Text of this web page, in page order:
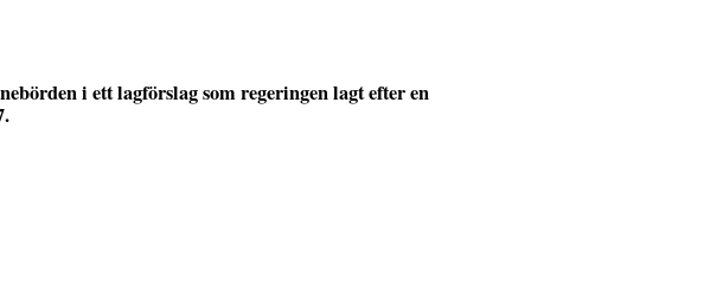
i ett lagförslag som regeringen lagt efter en